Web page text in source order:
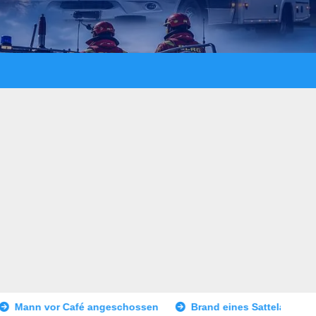
Brand eines Sattelaufliegers – Vollsperrung BAB